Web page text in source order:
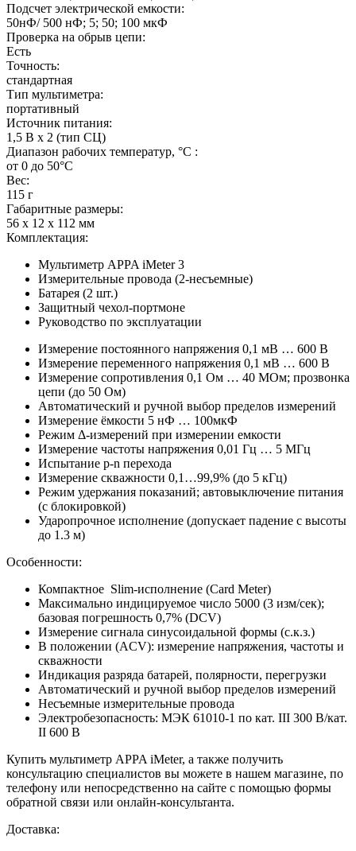
Подсчет электрической емкости:
50нФ/ 500 нФ; 5; 50; 100 мкФ
Проверка на обрыв цепи:
Есть
Точность:
стандартная
Тип мультиметра:
портативный
Источник питания:
1,5 В х 2 (тип СЦ)
Диапазон рабочих температур, °C :
от 0 до 50°С
Вес:
115 г
Габаритные размеры:
56 х 12 х 112 мм
Комплектация:
Мультиметр APPA iMeter 3
Измерительные провода (2-несъемные)
Батарея (2 шт.)
Защитный чехол-портмоне
Руководство по эксплуатации
Измерение постоянного напряжения 0,1 мВ … 600 В
Измерение переменного напряжения 0,1 мВ … 600 В
Измерение сопротивления 0,1 Ом … 40 МОм; прозвонка
цепи (до 50 Ом)
Автоматический и ручной выбор пределов измерений
Измерение ёмкости 5 нФ … 100мкФ
Режим Δ-измерений при измерении емкости
Измерение частоты напряжения 0,01 Гц … 5 МГц
Испытание p-n перехода
Измерение скважности 0,1…99,9% (до 5 кГц)
Режим удержания показаний; автовыключение питания
(с блокировкой)
Ударопрочное исполнение (допускает падение с высоты
до 1.3 м)
Особенности:
Компактное Slim-исполнение (Card Meter)
Максимально индицируемое число 5000 (3 изм/сек);
базовая погрешность 0,7% (DCV)
Измерение сигнала синусоидальной формы (с.к.з.)
В положении (ACV): измерение напряжения, частоты и
скважности
Индикация разряда батарей, полярности, перегрузки
Автоматический и ручной выбор пределов измерений
Несъемные измерительные провода
Электробезопасность: МЭК 61010-1 по кат. III 300 В/кат.
II 600 В
Купить мультиметр APPA iMeter, а также получить
консультацию специалистов вы можете в нашем магазине, по
телефону или непосредственно на сайте с помощью формы
обратной связи или онлайн-консультанта.
Доставка: